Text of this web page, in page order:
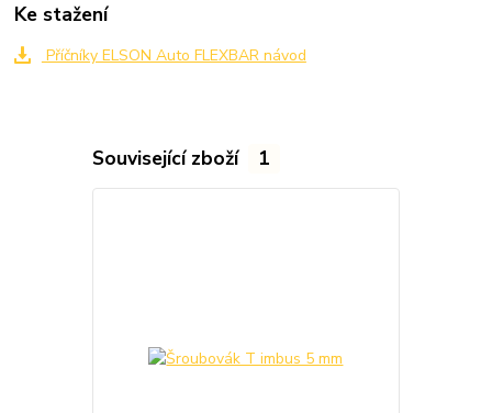
Ke stažení
Příčníky ELSON Auto FLEXBAR návod
Související zboží 1